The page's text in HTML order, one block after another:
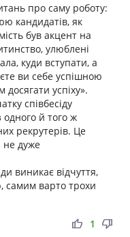
про саму роботу:
кандидатів, як
був акцент на
улюблені
куди вступати, а
ви себе успішною
успіху».
співбесіду
й того ж
рекрутерів. Це
не дуже
виникає відчуття,
самим варто трохи
thumb_up thumb_down
1